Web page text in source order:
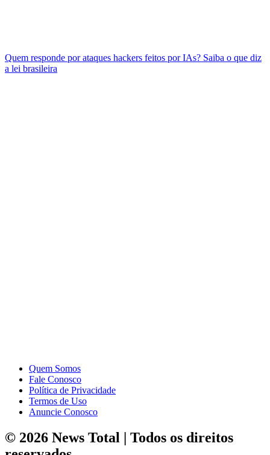
Quem responde por ataques hackers feitos por IAs? Saiba o que diz
a lei brasileira
Quem Somos
Fale Conosco
Política de Privacidade
Termos de Uso
Anuncie Conosco
© 2026 News Total | Todos os direitos